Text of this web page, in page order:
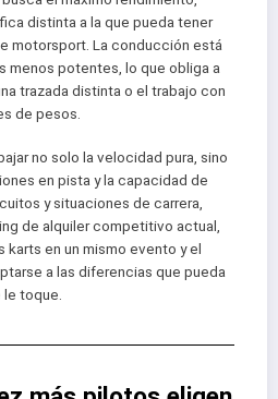
distinta a la que pueda tener
motorsport. La conducción está
menos potentes, lo que obliga a
trazada distinta o el trabajo con
de pesos.
no solo la velocidad pura, sino
en pista y la capacidad de
y situaciones de carrera,
de alquiler competitivo actual,
en un mismo evento y el
a las diferencias que pueda
toque.